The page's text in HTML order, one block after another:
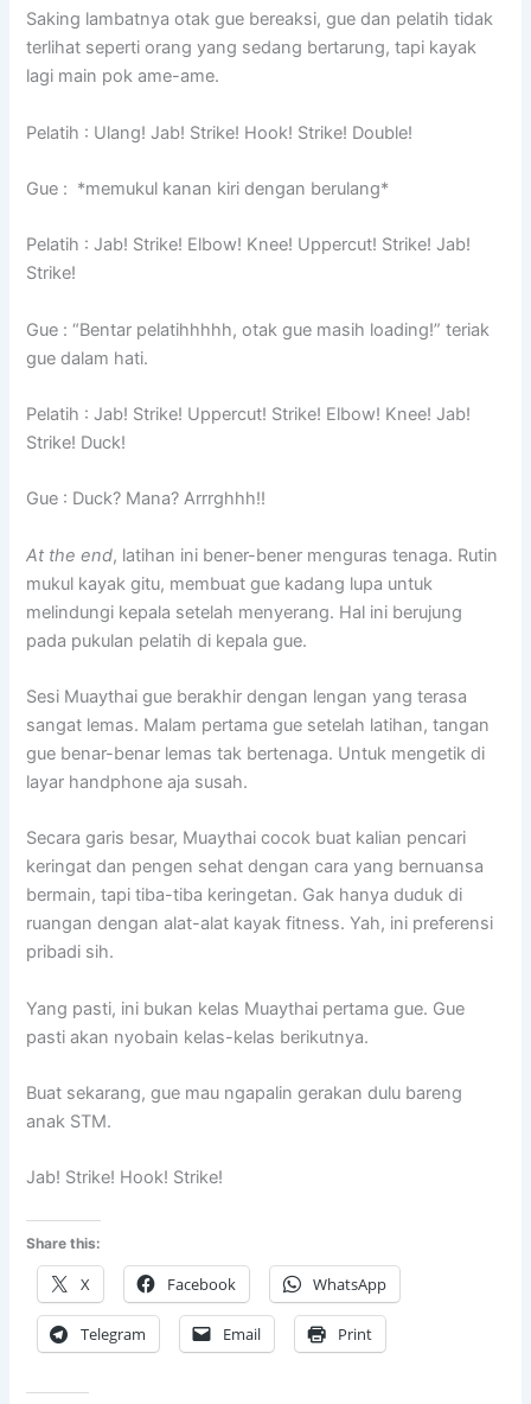
Saking lambatnya otak gue bereaksi, gue dan pelatih tidak
terlihat seperti orang yang sedang bertarung, tapi kayak
lagi main pok ame-ame.
Pelatih : Ulang! Jab! Strike! Hook! Strike! Double!
Gue : *memukul kanan kiri dengan berulang*
Pelatih : Jab! Strike! Elbow! Knee! Uppercut! Strike! Jab!
Strike!
Gue : “Bentar pelatihhhhh, otak gue masih loading!” teriak
gue dalam hati.
Pelatih : Jab! Strike! Uppercut! Strike! Elbow! Knee! Jab!
Strike! Duck!
Gue : Duck? Mana? Arrrghhh!!
At the end, latihan ini bener-bener menguras tenaga. Rutin
mukul kayak gitu, membuat gue kadang lupa untuk
melindungi kepala setelah menyerang. Hal ini berujung
pada pukulan pelatih di kepala gue.
Sesi Muaythai gue berakhir dengan lengan yang terasa
sangat lemas. Malam pertama gue setelah latihan, tangan
gue benar-benar lemas tak bertenaga. Untuk mengetik di
layar handphone aja susah.
Secara garis besar, Muaythai cocok buat kalian pencari
keringat dan pengen sehat dengan cara yang bernuansa
bermain, tapi tiba-tiba keringetan. Gak hanya duduk di
ruangan dengan alat-alat kayak fitness. Yah, ini preferensi
pribadi sih.
Yang pasti, ini bukan kelas Muaythai pertama gue. Gue
pasti akan nyobain kelas-kelas berikutnya.
Buat sekarang, gue mau ngapalin gerakan dulu bareng
anak STM.
Jab! Strike! Hook! Strike!
Share this:
X Facebook WhatsApp
Telegram Email Print